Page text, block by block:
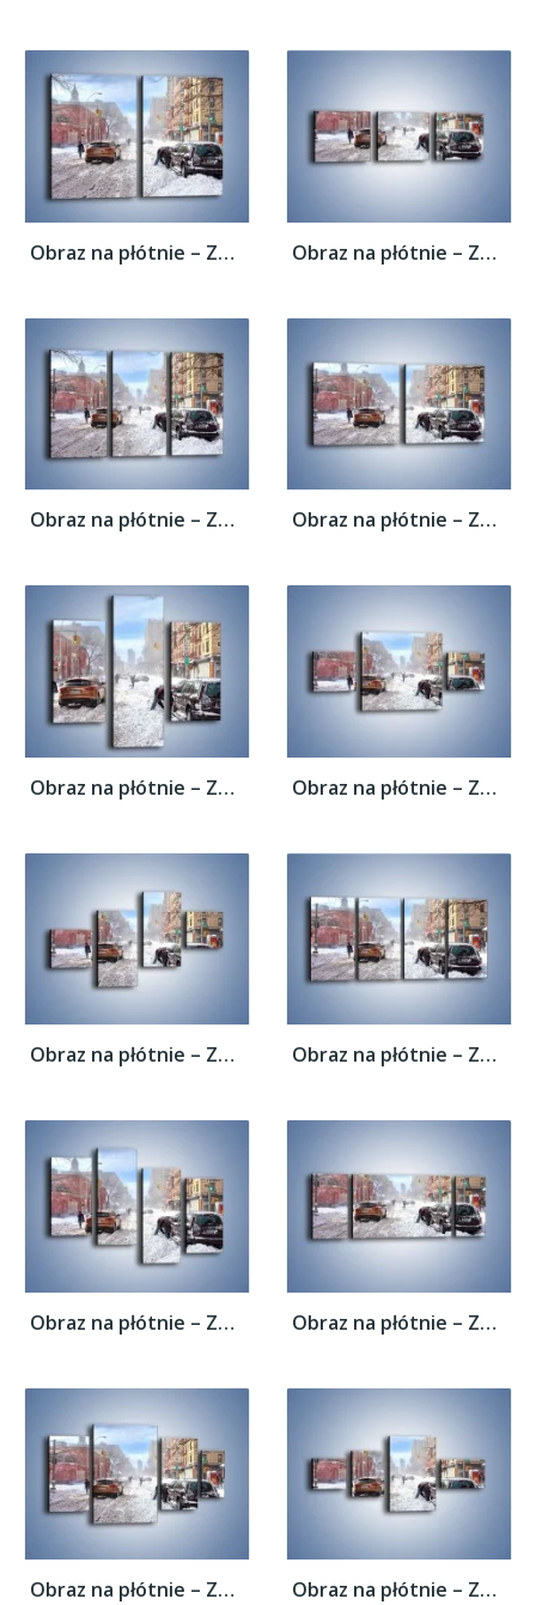
Obraz na płótnie – Zaśnieżone ulice miasta... Obraz na płótnie – Zaśnieżone ulice miasta...
Obraz na płótnie – Zaśnieżone ulice miasta... Obraz na płótnie – Zaśnieżone ulice miasta...
Obraz na płótnie – Zaśnieżone ulice miasta... Obraz na płótnie – Zaśnieżone ulice miasta...
Obraz na płótnie – Zaśnieżone ulice miasta... Obraz na płótnie – Zaśnieżone ulice miasta...
Obraz na płótnie – Zaśnieżone ulice miasta... Obraz na płótnie – Zaśnieżone ulice miasta...
Obraz na płótnie – Zaśnieżone ulice miasta... Obraz na płótnie – Zaśnieżone ulice miasta...